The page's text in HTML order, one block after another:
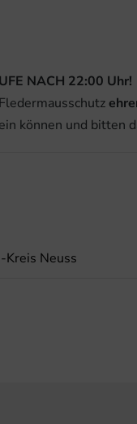
NACH 22:00 Uhr!
können und bitten
Kreis Neuss